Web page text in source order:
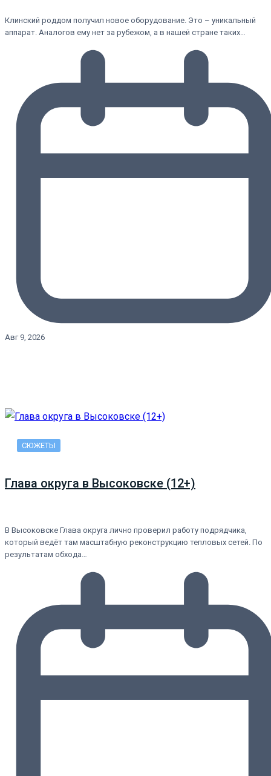
Клинский роддом получил новое оборудование. Это – уникальный
аппарат. Аналогов ему нет за рубежом, а в нашей стране таких…
Авг 9, 2026
СЮЖЕТЫ
Глава округа в Высоковске (12+)
В Высоковске Глава округа лично проверил работу подрядчика,
который ведёт там масштабную реконструкцию тепловых сетей. По
результатам обхода…